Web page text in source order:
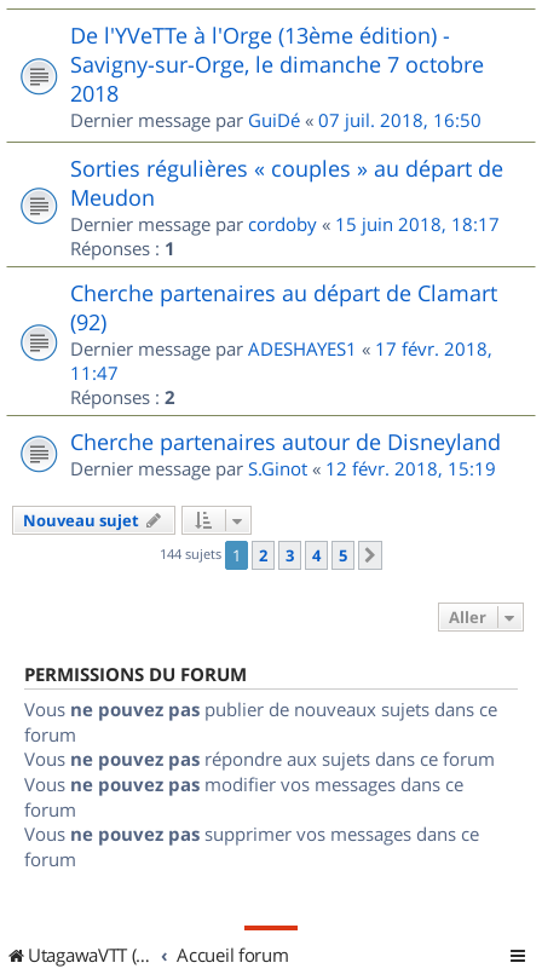
De l'YVeTTe à l'Orge (13ème édition) -
Savigny-sur-Orge, le dimanche 7 octobre
2018
Dernier message par GuiDé « 07 juil. 2018, 16:50
Sorties régulières « couples » au départ de
Meudon
Dernier message par cordoby « 15 juin 2018, 18:17
Réponses : 1
Cherche partenaires au départ de Clamart
(92)
Dernier message par ADESHAYES1 « 17 févr. 2018,
11:47
Réponses : 2
Cherche partenaires autour de Disneyland
Dernier message par S.Ginot « 12 févr. 2018, 15:19
Nouveau sujet
144 sujets 1 2 3 4 5
Aller
PERMISSIONS DU FORUM
Vous ne pouvez pas publier de nouveaux sujets dans ce
forum
Vous ne pouvez pas répondre aux sujets dans ce forum
Vous ne pouvez pas modifier vos messages dans ce
forum
Vous ne pouvez pas supprimer vos messages dans ce
forum
UtagawaVTT (Randos VTT et VTTAE avec traces GPS) Accueil forum